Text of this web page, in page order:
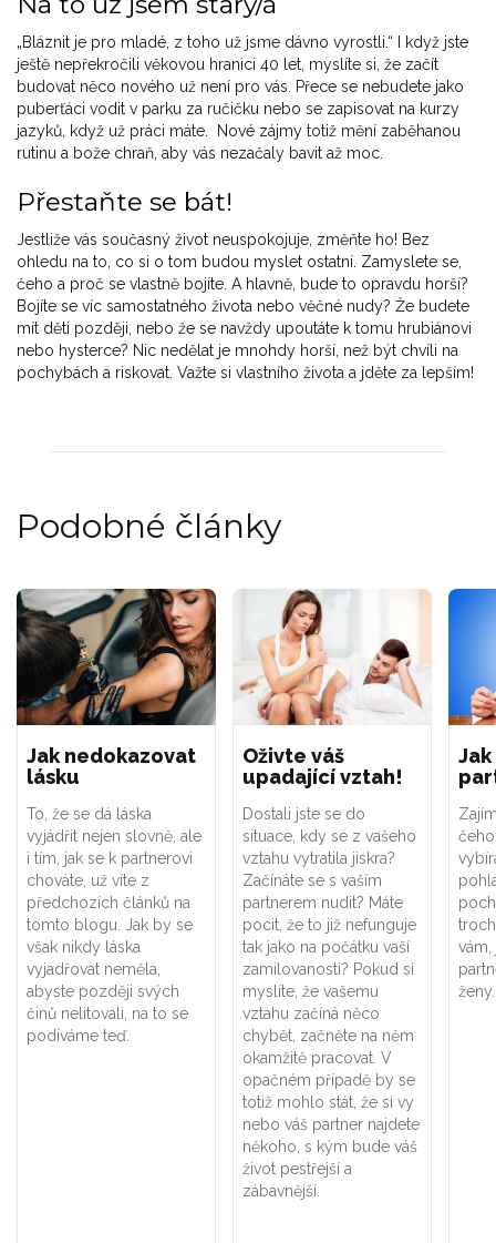
„Bláznit je pro mladé, z toho už jsme dávno vyrostli.“ I když jste
ještě nepřekročili věkovou hranici 40 let, myslíte si, že začít
budovat něco nového už není pro vás. Přece se nebudete jako
puberťáci vodit v parku za ručičku nebo se zapisovat na kurzy
jazyků, když už práci máte. Nové zájmy totiž mění zaběhanou
rutinu a bože chraň, aby vás nezačaly bavit až moc.
Přestaňte se bát!
Jestliže vás současný život neuspokojuje, změňte ho! Bez
ohledu na to, co si o tom budou myslet ostatní. Zamyslete se,
čeho a proč se vlastně bojíte. A hlavně, bude to opravdu horší?
Bojíte se víc samostatného života nebo věčné nudy? Že budete
mít děti později, nebo že se navždy upoutáte k tomu hrubiánovi
nebo hysterce? Nic nedělat je mnohdy horší, než být chvíli na
pochybách a riskovat. Važte si vlastního života a jděte za lepším!
Podobné články
Jak nedokazovat
lásku
To, že se dá láska
vyjádřit nejen slovně, ale
i tím, jak se k partnerovi
chováte, už víte z
předchozích článků na
tomto blogu. Jak by se
však nikdy láska
vyjadřovat neměla,
abyste později svých
činů nelitovali, na to se
podíváme teď.
Oživte váš
upadající vztah!
Dostali jste se do
situace, kdy se z vašeho
vztahu vytratila jiskra?
Začínáte se s vaším
partnerem nudit? Máte
pocit, že to již nefunguje
tak jako na počátku vaší
zamilovanosti? Pokud si
myslíte, že vašemu
vztahu začíná něco
chybět, začněte na něm
okamžitě pracovat. V
opačném případě by se
totiž mohlo stát, že si vy
nebo váš partner najdete
někoho, s kým bude váš
život pestřejší a
zábavnější.
vám,
ženy.